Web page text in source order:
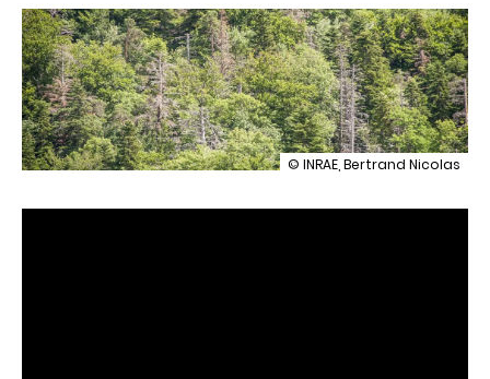
illustration
© INRAE, Bertrand Nicolas